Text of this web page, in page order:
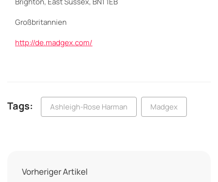
Großbritannien
http://de.madgex.com/
Tags: Ashleigh-Rose Harman Madgex
Vorheriger Artikel